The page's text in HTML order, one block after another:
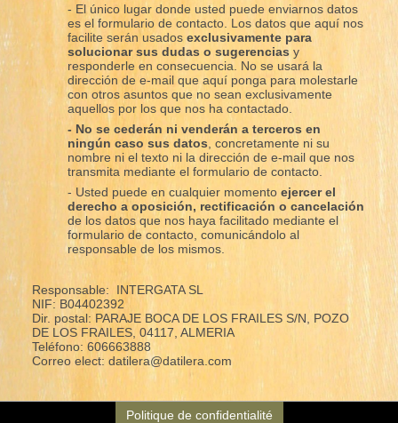
- El único lugar donde usted puede enviarnos datos
es el formulario de contacto. Los datos que aquí nos
facilite serán usados exclusivamente para
solucionar sus dudas o sugerenciasy
responderle en consecuencia. No se usará la
dirección de e-mail que aquí ponga para molestarle
con otros asuntos que no sean exclusivamente
aquellos por los que nos ha contactado.
- No se cederán ni venderán a terceros en
ningún caso sus datos , concretamente ni su
nombre ni el texto ni la dirección de e-mail que nos
transmita mediante el formulario de contacto.
- Usted puede en cualquier momento ejercer el
derecho a oposición, rectificación o cancelación
de los datos que nos haya facilitado mediante el
formulario de contacto, comunicándolo al
responsable de los mismos.
Responsable: INTERGATA SL
NIF: B04402392
Dir. postal: PARAJE BOCA DE LOS FRAILES S/N, POZO
DE LOS FRAILES, 04117, ALMERIA
Teléfono: 606663888
Correo elect: datilera@datilera.com
Politique de confidentialité